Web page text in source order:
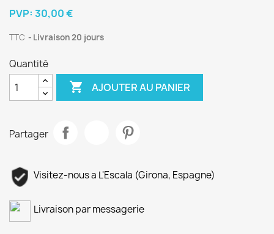
PVP: 30,00 €
TTC Livraison 20 jours
Quantité
 AJOUTER AU PANIER
Partager
Visitez-nous a L'Escala (Girona, Espagne)
Livraison par messagerie